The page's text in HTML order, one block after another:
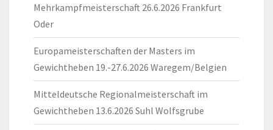
Mehrkampfmeisterschaft 26.6.2026 Frankfurt
Oder
Europameisterschaften der Masters im
Gewichtheben 19.-27.6.2026 Waregem/Belgien
Mitteldeutsche Regionalmeisterschaft im
Gewichtheben 13.6.2026 Suhl Wolfsgrube